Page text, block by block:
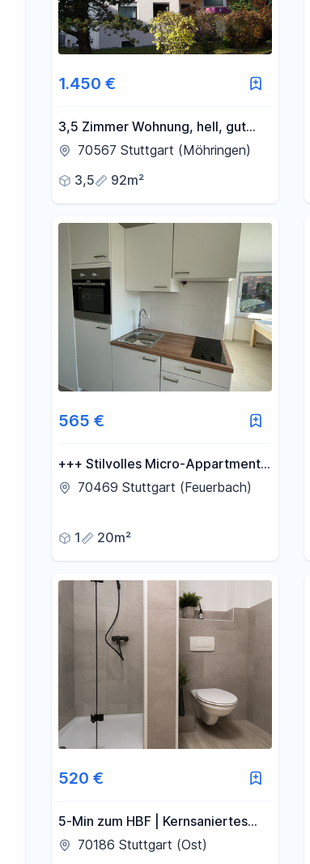
1.450 €
3,5 Zimmer Wohnung, hell, gut
geschnitten mit 2 Balkonen und
70567 Stuttgart (Möhringen)
3,5
92m²
565 €
+++ Stilvolles Micro-Appartment
in Top Lage nahe Bahnhof
70469 Stuttgart (Feuerbach)
1 20m²
520 €
5-Min zum HBF | Kernsaniertes
WG-ZIMMER
70186 Stuttgart (Ost)